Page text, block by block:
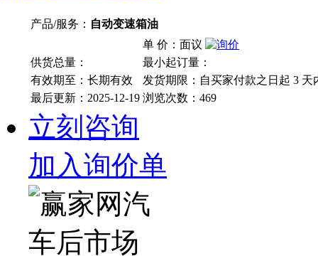
产品/服务： 自动变速箱油
单 价：面议
供货总量：
最小起订量：
有效期至：长期有效
发货期限：自买家付款之日起 3 天
最后更新：2025-12-19 浏览次数： 469
立刻咨询
加入询价单